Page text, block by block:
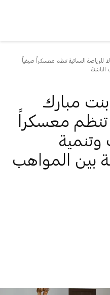
للرياضة النسائية تنظم معسكراً صيفياً
مبارك
تنظم معسكراً
بين المواهب